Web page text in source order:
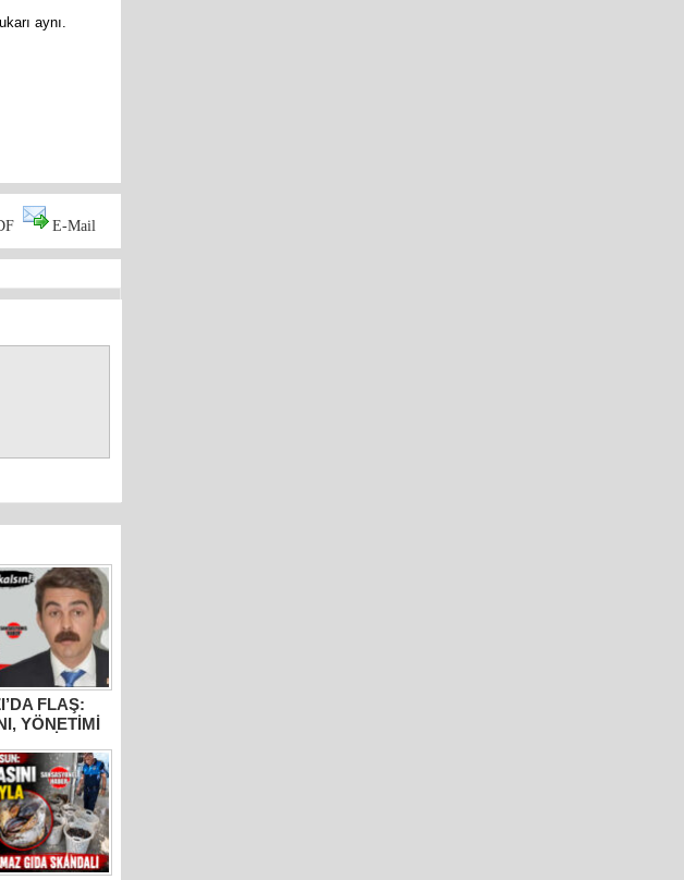
aynı.
E-Mail
FLAŞ:
YÖNETİMİ
YENİ